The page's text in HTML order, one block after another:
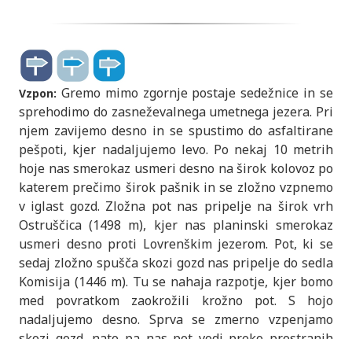
Vzpon: Gremo mimo zgornje postaje sedežnice in se
sprehodimo do zasneževalnega umetnega jezera. Pri
njem zavijemo desno in se spustimo do asfaltirane
pešpoti, kjer nadaljujemo levo. Po nekaj 10 metrih
hoje nas smerokaz usmeri desno na širok kolovoz po
katerem prečimo širok pašnik in se zložno vzpnemo
v iglast gozd. Zložna pot nas pripelje na širok vrh
Ostruščica (1498 m), kjer nas planinski smerokaz
usmeri desno proti Lovrenškim jezerom. Pot, ki se
sedaj zložno spušča skozi gozd nas pripelje do sedla
Komisija (1446 m). Tu se nahaja razpotje, kjer bomo
med povratkom zaokrožili krožno pot. S hojo
nadaljujemo desno. Sprva se zmerno vzpenjamo